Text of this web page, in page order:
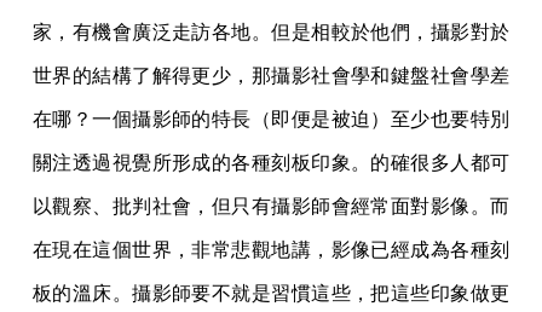
家，有機會廣泛走訪各地。但是相較於他們，攝影對於
世界的結構了解得更少，那攝影社會學和鍵盤社會學差
在哪？一個攝影師的特長（即便是被迫）至少也要特別
關注透過視覺所形成的各種刻板印象。的確很多人都可
以觀察、批判社會，但只有攝影師會經常面對影像。而
在現在這個世界，非常悲觀地講，影像已經成為各種刻
板的溫床。攝影師要不就是習慣這些，把這些印象做更